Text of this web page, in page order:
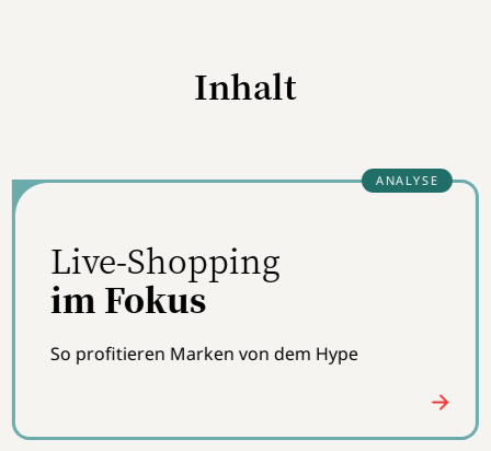
Inhalt
Der In-App-Shop
von dm
Live-Shopping in der App